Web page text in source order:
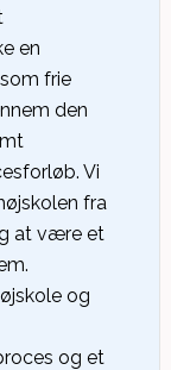
en
frie
den
Vi
fra
at være et
og
og et